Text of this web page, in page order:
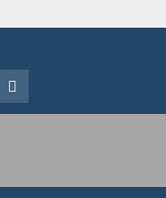
LinkedIn